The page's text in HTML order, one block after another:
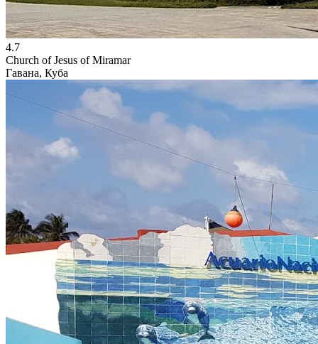
4.7
Church of Jesus of Miramar
Гавана, Куба